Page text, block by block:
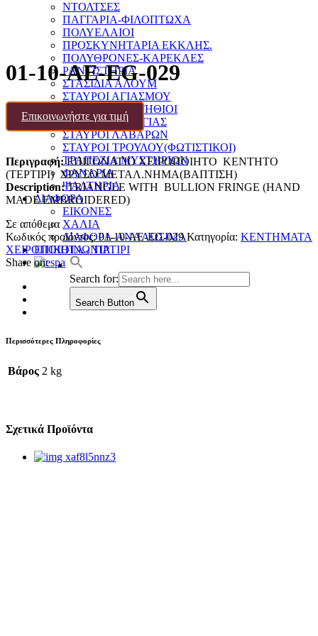
ΝΤΟΛΤΣΕΣ
ΠΑΓΓΑΡΙΑ-ΦΙΛΟΠΤΩΧΑ
ΠΟΛΥΕΛΑΙΟΙ
ΠΡΟΣΚΥΝΗΤΑΡΙΑ ΕΚΚΛΗΣ.
ΠΟΛΥΘΡΟΝΕΣ-ΚΑΡΕΚΛΕΣ
ΡΑΝΤΙΣΤΗΡΙΑ
ΣΤΑΣΙΔΙΑ ΑΛΟΥΜ
ΣΤΑΥΡΟΙ ΑΓΙΑΣΜΟΥ
ΣΤΑΥΡΟΙ ΕΠΙΣΤΗΘΙΟΙ
ΣΤΑΥΡΟΙ ΕΥΛΟΓΙΑΣ
ΣΤΑΥΡΟΙ ΛΑΒΑΡΩΝ
ΣΤΑΥΡΟΙ ΤΡΟΥΛΟΥ(ΦΩΤΙΣΤΙΚΟΙ)
ΤΡΑΠΕΖΙΑ ΜΥΣΤΗΡΙΩΝ
ΦΑΝΑΡΙΑ
ΨΑΛΤΗΡΙΑ
ΔΙΑΦΟΡΑ
ΕΙΚΟΝΕΣ
ΧΑΛΙΑ
ΔΙΑΦΟΡΑ-ΑΝΑΛΩΣΙΜΑ
ΕΠΙΚΟΙΝΩΝΙΑ
Search for:
Search Button
01-10-AE-EG-029
Επικοινωνήστε για τιμή
Περιγραφή:ΕΠΙΓΟΝΑΤΙΟ ΧΕΙΡΟΠΟΙΗΤΟ ΚΕΝΤHTΟ
(ΤΕΡΤΙΡΙ) ΧΡΥΣΟ ΜΕΤΑΛ.ΝΗΜΑ(ΒΑΠΤΙΣΗ)
Description:TRIANGLE WITH BULLION FRINGE (HAND
MADE EMBROIDERED)
Σε απόθεμα
Κωδικός προϊόντος:01-10-AE-EG-029 Κατηγορία: ΚΕΝΤΗΜΑΤΑ
ΧΕΙΡΟΠΟΙΗΤΑ - ΤΙΡΤΙΡΙ
Share on:
Περισσότερες Πληροφορίες
Βάρος 2 kg
Σχετικά Προϊόντα